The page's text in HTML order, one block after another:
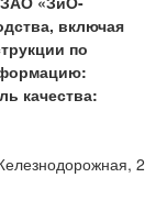
включая
по
качества:
2